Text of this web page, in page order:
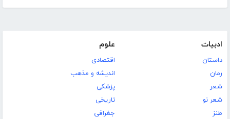
ادبیات
داستان
رمان
شعر
شعر نو
طنز
علوم
اقتصادی
اندیشه و مذهب
پزشکی
تاریخی
جغرافی